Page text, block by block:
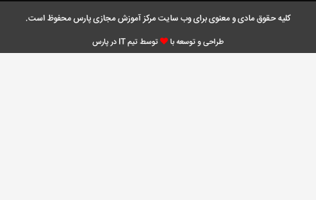
کلیه حقوق مادی و معنوی برای وب سایت مرکز آموزش مجازی پارس محفوظ است.
طراحی و توسعه با توسط تیم IT در پارس